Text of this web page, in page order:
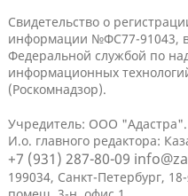
Свидетельство о
информации №ФС77-91043,
Федеральной службой по
информационных
(Роскомнадзор).
Учредитель: ООО "Адастра".
И.о. главного редактора:
+7 (931) 287-80-09
199034, Санкт-Петербург,